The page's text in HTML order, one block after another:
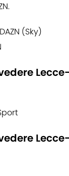
(Sky)